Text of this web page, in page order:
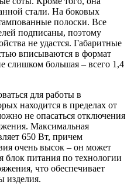
стали. На боковых
полоски. Все
подписаны, поэтому
не удастся. Габаритные
вписываются в формат
слишком большая – всего 1,4
для работы в
находится в пределах от
не опасаться отключения
Максимальная
650 Вт, причем
очень высок – он может
блок питания по технологии
что обеспечивает
изделия.